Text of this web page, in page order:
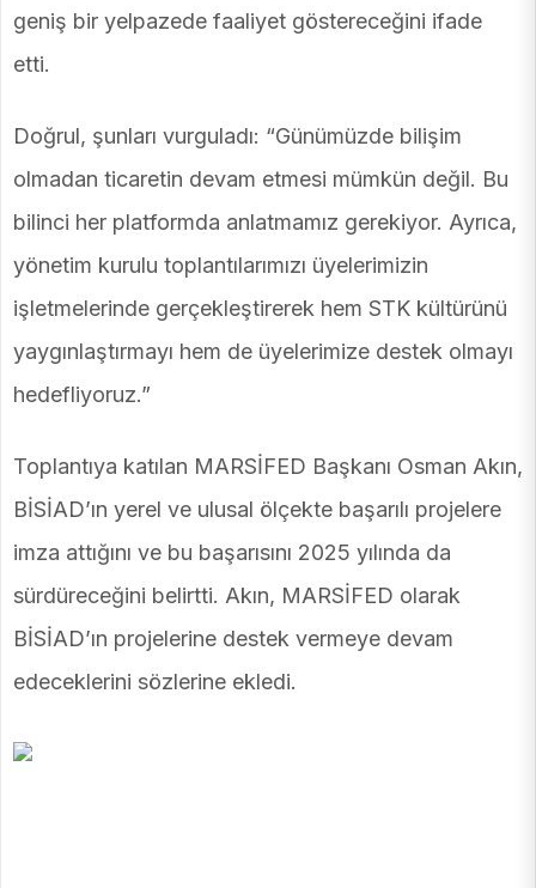
geniş bir yelpazede faaliyet göstereceğini ifade
etti.
Doğrul, şunları vurguladı: “Günümüzde bilişim
olmadan ticaretin devam etmesi mümkün değil. Bu
bilinci her platformda anlatmamız gerekiyor. Ayrıca,
yönetim kurulu toplantılarımızı üyelerimizin
işletmelerinde gerçekleştirerek hem STK kültürünü
yaygınlaştırmayı hem de üyelerimize destek olmayı
hedefliyoruz.”
Toplantıya katılan MARSİFED Başkanı Osman Akın,
BİSİAD’ın yerel ve ulusal ölçekte başarılı projelere
imza attığını ve bu başarısını 2025 yılında da
sürdüreceğini belirtti. Akın, MARSİFED olarak
BİSİAD’ın projelerine destek vermeye devam
edeceklerini sözlerine ekledi.